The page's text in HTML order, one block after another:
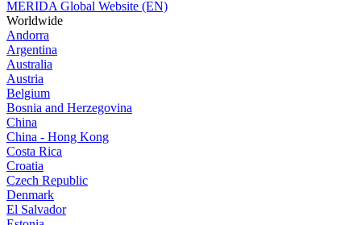
MERIDA Global Website (EN)
Worldwide
Andorra
Argentina
Australia
Austria
Belgium
Bosnia and Herzegovina
China
China - Hong Kong
Costa Rica
Croatia
Czech Republic
Denmark
El Salvador